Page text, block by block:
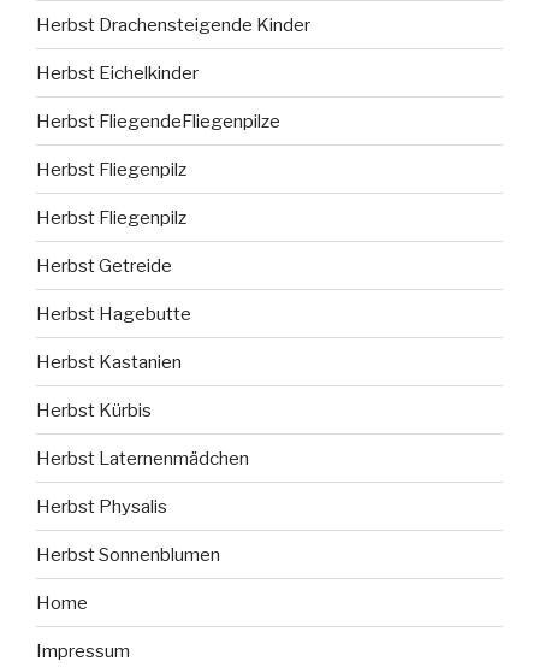
Herbst Drachensteigende Kinder
Herbst Eichelkinder
Herbst FliegendeFliegenpilze
Herbst Fliegenpilz
Herbst Fliegenpilz
Herbst Getreide
Herbst Hagebutte
Herbst Kastanien
Herbst Kürbis
Herbst Laternenmädchen
Herbst Physalis
Herbst Sonnenblumen
Home
Impressum